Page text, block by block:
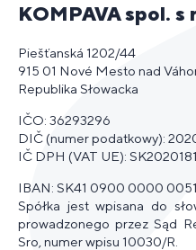
KOMPAVA spol. s
Piešťanská 1202/44
915 01 Nové Mesto nad
Republika Słowacka
IČO: 36293296
DIČ (numer podatkowy):
IČ DPH (VAT UE):
IBAN: SK41 0900 0000
Spółka jest wpisana do
prowadzonego przez Sąd
Sro, numer wpisu 10030/R.